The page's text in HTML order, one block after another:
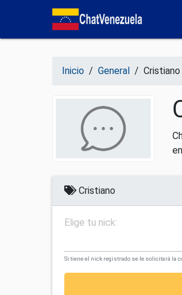
Salir del contenido
Inicio / General / Cristiano
Cristiano
Elige tu nick:
Si tiene el nick registrado se le solicitará la